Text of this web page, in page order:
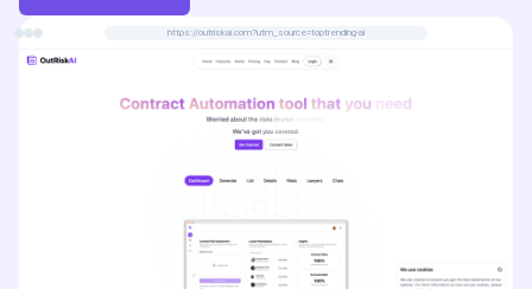
https://outriskai.com?utm_source=toptrending-ai